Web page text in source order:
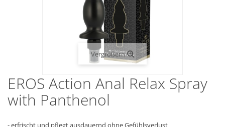
Vergrößern
EROS Action Anal Relax Spray
with Panthenol
- erfrischt und pflegt ausdauernd ohne Gefühlsverlust